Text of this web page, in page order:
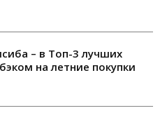
– в Топ-3 лучших
на летние покупки